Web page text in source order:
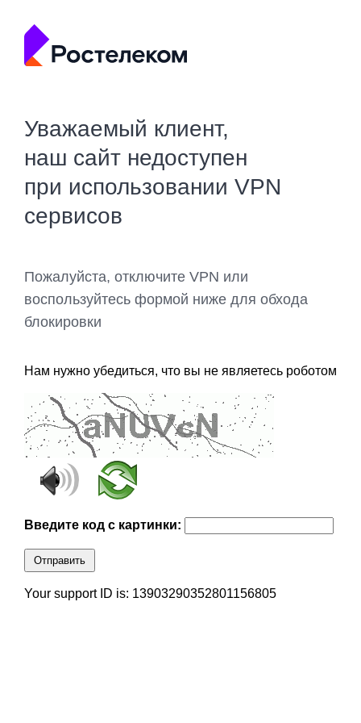
Уважаемый клиент,
наш сайт недоступен
при использовании VPN
сервисов
Пожалуйста, отключите VPN или
воспользуйтесь формой ниже для обхода
блокировки
Нам нужно убедиться, что вы не являетесь роботом
Введите код с картинки:
Отправить
Your support ID is: 13903290352801156805